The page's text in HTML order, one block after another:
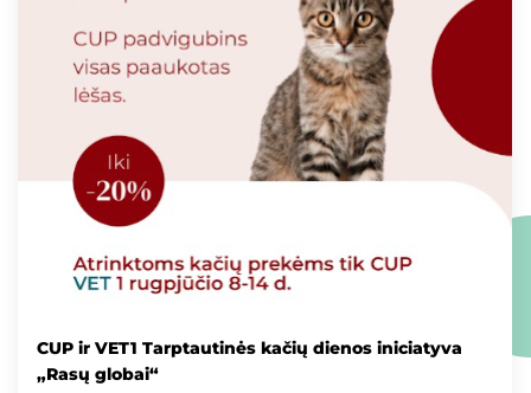
CUP ir VET1 Tarptautinės kačių dienos iniciatyva
„Rasų globai“